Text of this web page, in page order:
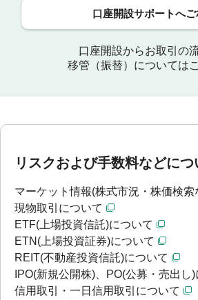
口座開設サポートへ
口座開設からお取引の
移管（振替）については
リスクおよび手数料などにつ
マーケット情報(株式市況・株価検索
現物取引について
ETF(上場投資信託)について
ETN(上場投資証券)について
REIT(不動産投資信託)について
IPO(新規公開株)、PO(公募・売出し)
信用取引・一日信用取引について